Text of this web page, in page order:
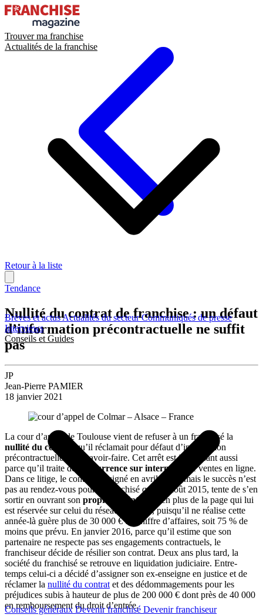
Trouver ma franchise
Actualités de la franchise
Brèves et actusActualités du secteurCommuniqués de presse
Interviews
Conseils et Guides
Conseils générauxDevenir franchisé Devenir franchiseur
Retour à la liste
Tendance
Nullité du contrat de franchise : un défaut
d’information précontractuelle ne suffit
pas
JP
Jean-Pierre PAMIER
18 janvier 2021
La cour d’appel de Toulouse vient de refuser à un franchisé la
nullité du contrat qu’il réclamait pour défaut d’information
précontractuelle et de savoir-faire. Cet arrêt est intéressant aussi
parce qu’il traite de
concurrence sur internet
et de ventes en ligne.
Dans ce litige, le contrat est signé en avril 2014, mais le succès n’est
pas au rendez-vous pour le franchisé qui, en août 2015, tente de s’en
sortir en ouvrant son propre site internet
en plus de la page qui lui
est réservée sur celui du réseau. En vain, puisqu’il ne réalise cette
année-là guère plus de 30 000 € de chiffre d’affaires, soit 75 % de
moins que prévu. En janvier 2016, parce qu’il estime que son
partenaire ne respecte pas ses engagements contractuels, le
franchiseur décide de résilier son contrat. Deux ans plus tard, la
société du franchisé se retrouve en liquidation judiciaire. Entre-
temps celui-ci a décidé d’assigner son ex-enseigne en justice et de
réclamer la nullité du contrat et des dédommagements pour les
préjudices subis à hauteur de plus de 200 000 € dont près de 40 000
en remboursement du droit d’entrée.